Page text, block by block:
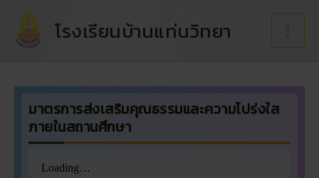
content
โรงเรียนบ้านแท่นวิทยา
มาตรการส่งเสริมคุณธรรมและความโปร่งใส
ภายในสถานศึกษา